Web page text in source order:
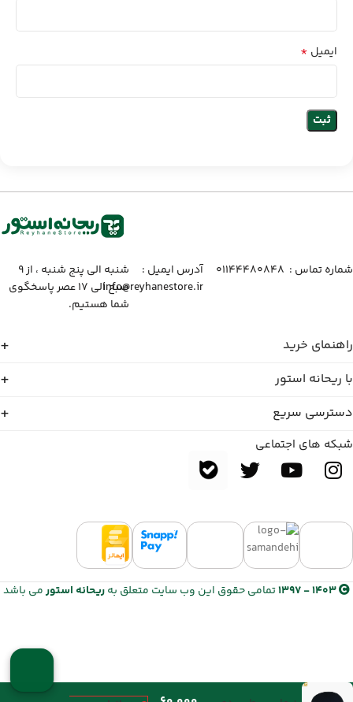
ایمیل *
شماره تماس :‌ ۰۱۱۴۴۴۸۰۸۴۸
آدرس ایمیل :‌
info@reyhanestore.ir
شنبه الی پنج شنبه ، از ۹
صبح الی ۱۷ عصر پاسخگوی
شما هستیم.
راهنمای خرید
با ریحانه استور
دسترسی سریع
شبکه های اجتماعی
1403 - 1397 تمامی حقوق این وب سایت متعلق بهریحانه استورمی باشد